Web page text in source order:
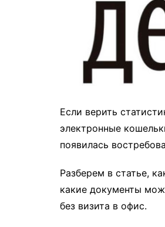
Если верить
электронные
появилась
Разберем в статье,
какие документы
без визита в офис.